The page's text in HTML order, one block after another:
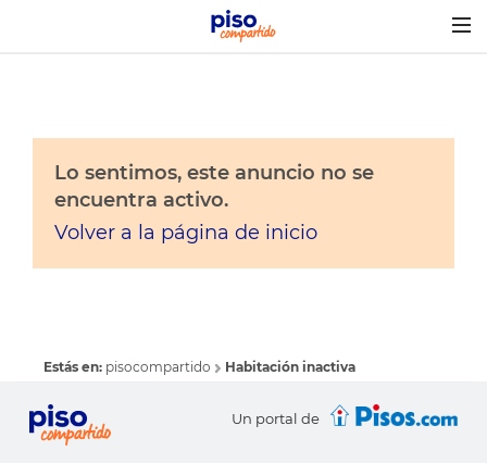
Lo sentimos, este anuncio no se
encuentra activo.
Volver a la página de inicio
Estás en: pisocompartido Habitación inactiva
Un portal de